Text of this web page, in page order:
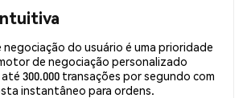
negociação do usuário é uma prioridade
de negociação personalizado
300.000 transações por segundo com
instantâneo para ordens.